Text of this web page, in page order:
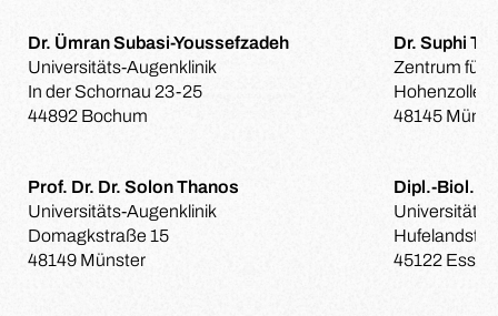
Dr. Ümran Subasi-Youssefzadeh
Universitäts-Augenklinik
In der Schornau 23-25
44892 Bochum
Dr. Suphi
Zentrum für
48145
Prof. Dr. Dr. Solon Thanos
Universitäts-Augenklinik
Domagkstraße 15
48149 Münster
Dipl.-Biol.
Universitäts-
45122 Essen